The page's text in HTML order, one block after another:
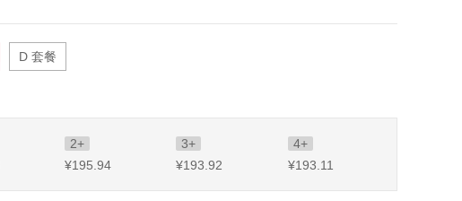
D 套餐
2+ 3+
4+
¥195 .94 ¥193 .92 ¥193 .11